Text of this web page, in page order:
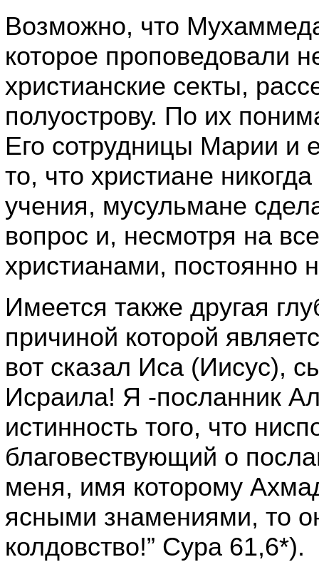
Возможно, что
которое проповедовали
христианские секты,
полуострову. По их
Его сотрудницы Марии и
то, что христиане
учения, мусульмане
вопрос и, несмотря на
христианами, постоянно
Имеется также другая
причиной которой
вот сказал Иса (Иисус),
Исраила! Я -посланник
истинность того, что
благовествующий о
меня, имя которому
ясными знамениями, то
колдовство!” Сура 61,6*).